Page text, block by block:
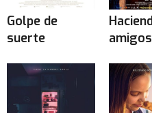
Golpe de
suerte
amigos